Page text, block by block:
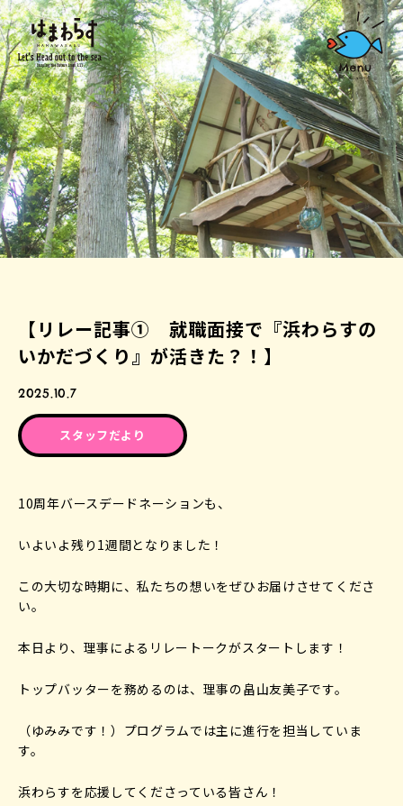
【リレー記事① 就職面接で『浜わらすの
いかだづくり』が活きた？！】
2025.10.7
スタッフだより
10周年バースデードネーションも、
いよいよ残り1週間となりました！
この大切な時期に、私たちの想いをぜひお届けさせてくださ
い。
本日より、理事によるリレートークがスタートします！
トップバッターを務めるのは、理事の畠山友美子です。
（ゆみみです！）プログラムでは主に進行を担当していま
す。
浜わらすを応援してくださっている皆さん！